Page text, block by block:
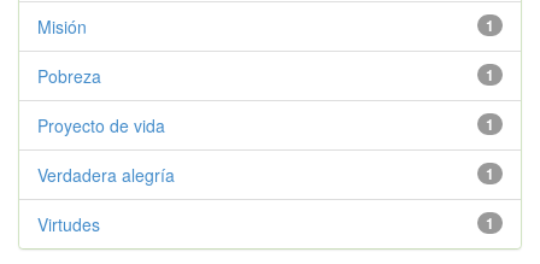
1
Misión
1
Pobreza
1
Proyecto de vida
1
Verdadera alegría
1
Virtudes